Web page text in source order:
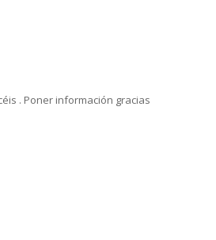
. Poner información gracias